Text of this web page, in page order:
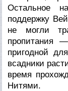
Остальное
поддержку
не могли
пропитания
пригодной
всадники
время
Нитями.